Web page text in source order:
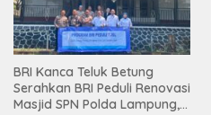
BRI Kanca Teluk Betung
Serahkan BRI Peduli Renovasi
Masjid SPN Polda Lampung,